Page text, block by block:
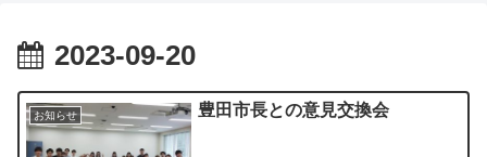
2023-09-20
お知らせ 豊田市長との意見交換会